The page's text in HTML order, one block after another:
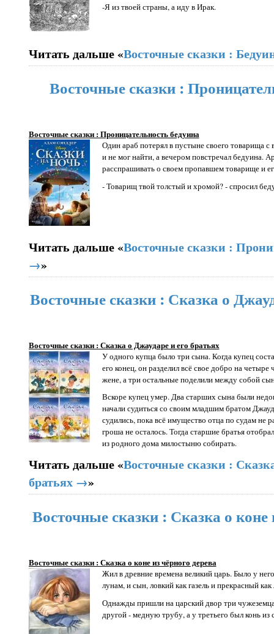
-Я из твоей страны, а иду в Ирак.
Читать дальше «Восточные сказки :
Восточные сказки :
Восточные сказки : Проницательность бедуина
Один араб потерял в пустыне своего товарища
и не мог найти, а вечером повстречал бедуина.
расспрашивать о своем пропавшем товарище и
- Товарищ твой толстый и хромой? - спросил
Читать дальше «Восточные сказки :
→»
Восточные сказки : Сказка о
Восточные сказки : Сказка о Джаударе и его братьях
У одного купца было три сына. Когда купец
его конец, он разделил всё свое добро на четыре
жене, а три остальные поделили между собой
Вскоре купец умер. Два старших сына были
начали судиться со своим младшим братом
судились, пока всё имущество отца по судам не
гроша не осталось. Тогда старшие братья
из родного дома милостыню собирать.
Читать дальше «Восточные сказки :
братьях →»
Восточные сказки : Сказка о коне
Восточные сказки : Сказка о коне из чёрного дерева
Жил в древние времена великий царь. Было у
лунам, и сын, ловкий как газель и прекрасный как
Однажды пришли на царский двор три
другой - медную трубу, а у третьего был конь из